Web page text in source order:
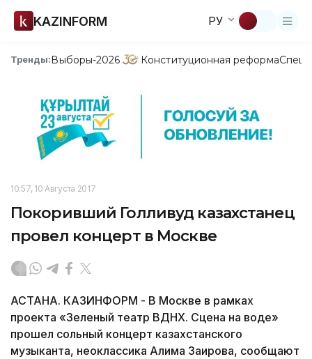
KAZINFORM РУ
Тренды:Выборы-2026 Конституционная реформа
10:57, 10 Августа 2017
Покоривший Голливуд казахстанец
провел концерт в Москве
АСТАНА. КАЗИНФОРМ - В Москве в рамках
проекта «Зеленый театр ВДНХ. Сцена на воде»
прошел сольный концерт казахстанского
музыканта, неоклассика Алима Заирова, сообщают